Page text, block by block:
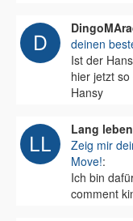
deinen
Ist der
hier jetzt
Hansy
Lang
Zeig mir
Move!:
Ich bin
comment